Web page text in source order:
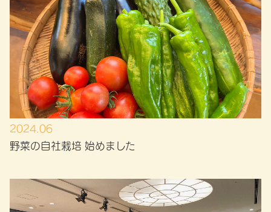
2024.06
野菜の自社栽培 始めました